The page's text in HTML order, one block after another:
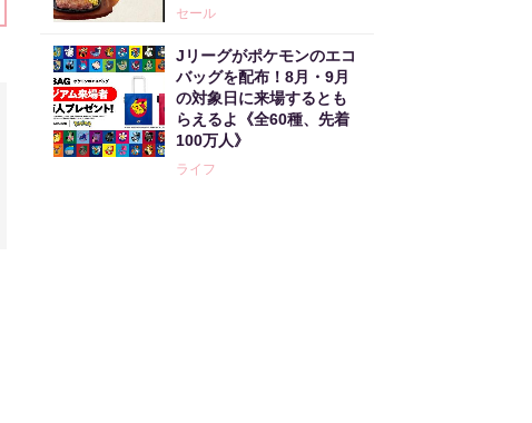
セール
Jリーグがポケモンのエコ
バッグを配布！8月・9月
の対象日に来場するとも
らえるよ《全60種、先着
100万人》
ライフ